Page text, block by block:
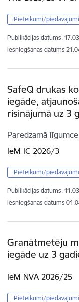
Pieteikumi/
Publikācijas datums:
Iesniegšanas datums
SafeQ drukas
iegāde,
risinājumā uz 3
Paredzamā
IeM IC 2026/3
Pieteikumi/
Publikācijas datums:
Iesniegšanas datums
Granātmetēju
iegāde uz 3
IeM NVA 2026/25
Pieteikumi/